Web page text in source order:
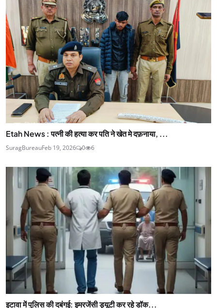
Etah News : पत्नी की हत्या कर पति ने खेत मे दफ़नाया, ...
SuragBureauFeb 19, 2026 0 6
इटावा में पुलिस की दबंगई: इमरजेंसी ड्यूटी कर रहे डॉक...